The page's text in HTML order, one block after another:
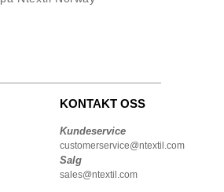
KONTAKT OSS
Kundeservice
customerservice@ntextil.com
Salg
sales@ntextil.com